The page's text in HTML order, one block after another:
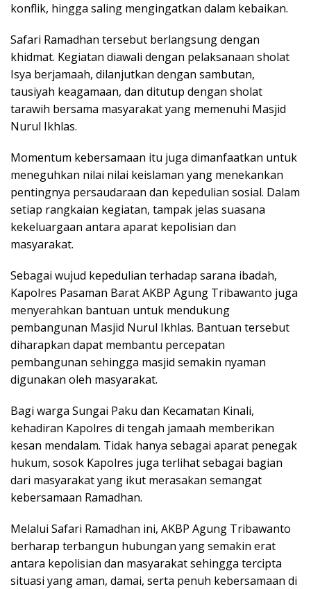
konflik, hingga saling mengingatkan dalam kebaikan.
Safari Ramadhan tersebut berlangsung dengan
khidmat. Kegiatan diawali dengan pelaksanaan sholat
Isya berjamaah, dilanjutkan dengan sambutan,
tausiyah keagamaan, dan ditutup dengan sholat
tarawih bersama masyarakat yang memenuhi Masjid
Nurul Ikhlas.
Momentum kebersamaan itu juga dimanfaatkan untuk
meneguhkan nilai nilai keislaman yang menekankan
pentingnya persaudaraan dan kepedulian sosial. Dalam
setiap rangkaian kegiatan, tampak jelas suasana
kekeluargaan antara aparat kepolisian dan
masyarakat.
Sebagai wujud kepedulian terhadap sarana ibadah,
Kapolres Pasaman Barat AKBP Agung Tribawanto juga
menyerahkan bantuan untuk mendukung
pembangunan Masjid Nurul Ikhlas. Bantuan tersebut
diharapkan dapat membantu percepatan
pembangunan sehingga masjid semakin nyaman
digunakan oleh masyarakat.
Bagi warga Sungai Paku dan Kecamatan Kinali,
kehadiran Kapolres di tengah jamaah memberikan
kesan mendalam. Tidak hanya sebagai aparat penegak
hukum, sosok Kapolres juga terlihat sebagai bagian
dari masyarakat yang ikut merasakan semangat
kebersamaan Ramadhan.
Melalui Safari Ramadhan ini, AKBP Agung Tribawanto
berharap terbangun hubungan yang semakin erat
antara kepolisian dan masyarakat sehingga tercipta
situasi yang aman, damai, serta penuh kebersamaan di